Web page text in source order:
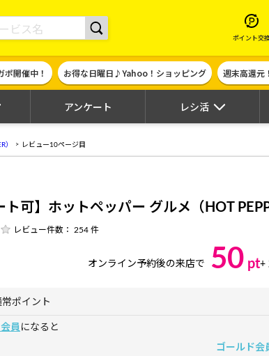
換できるポイントサイト | ハピタス
ポイント交
開催中！ お得な日曜日♪Yahoo！ショッピング 週末高還元
アンケート レシ活
） レビュー10ページ目
ト可】ホットペッパー グルメ（HOT
レビュー件数： 254 件
オンライン予約後の来店で 50 pt+
常ポイント
員 になると
ゴールド会